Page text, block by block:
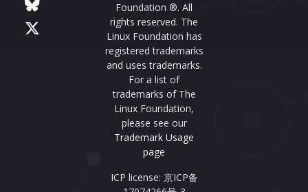
Foundation ®. All
rights reserved. The
Linux Foundation has
registered trademarks
and uses trademarks.
For a list of
trademarks of The
Linux Foundation,
please see our
Trademark Usage
page
ICP license: 京ICP备